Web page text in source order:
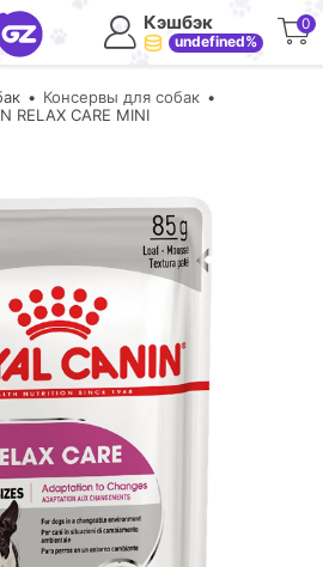
Кэшбэк
undefined%
0
Консервы для собак
RELAX CARE MINI